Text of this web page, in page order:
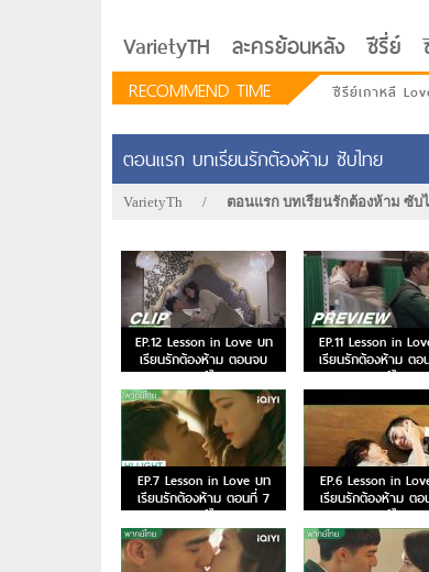
VarietyTH ละครย้อนหลัง ซีรี่ย์
RECOMMEND TIME ซีรีย์เกาหลี
รักอยู่ประตูถัดไ
ตอนแรก บทเรียนรักต้องห้าม ซับไทย
VarietyTh / ตอนแรก บทเรียนรักต้องห้าม ซับ
EP.12 Lesson in Love บท
เรียนรักต้องห้าม ตอนจบ
พากย์ไทย
EP.11 Lesson in
เรียนรักต้องห้าม ตอ
พากย์ไทย
EP.7 Lesson in Love บท
เรียนรักต้องห้าม ตอนที่ 7
พากย์ไทย
EP.6 Lesson in
เรียนรักต้องห้าม ต
พากย์ไทย